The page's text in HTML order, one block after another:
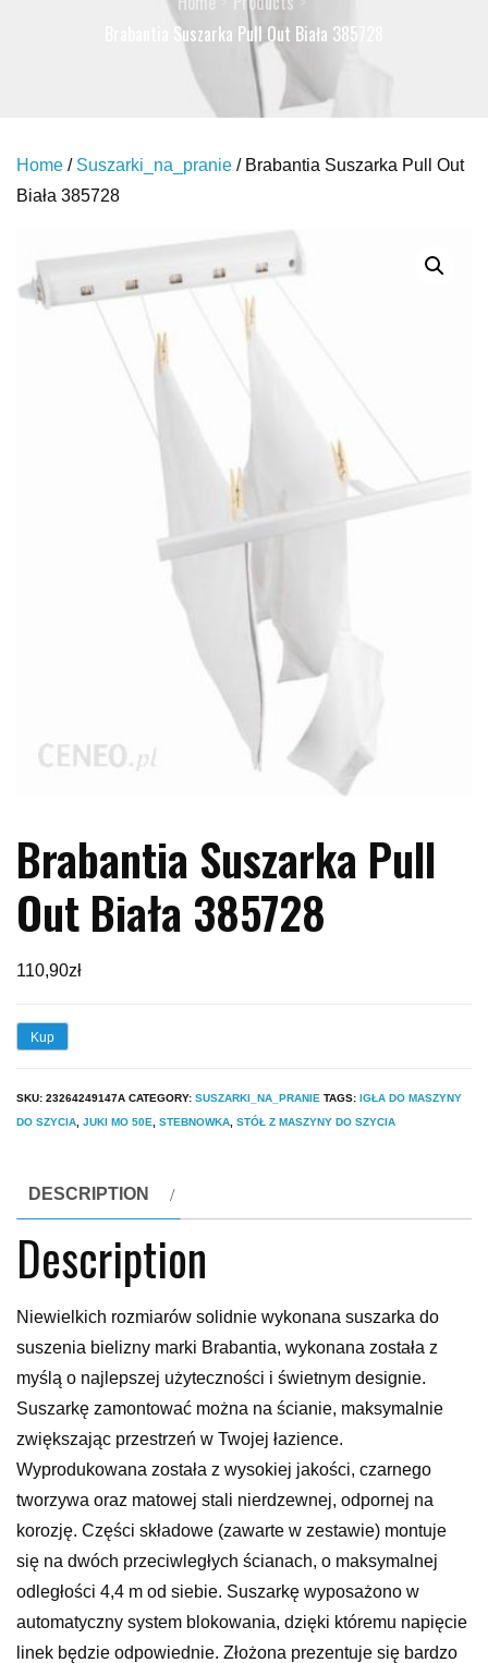
Brabantia Suszarka Pull Out Biała 385728
Home / Suszarki_na_pranie / Brabantia Suszarka Pull Out
Biała 385728
Brabantia Suszarka Pull
Out Biała 385728
110,90zł
Kup
SKU: 23264249147A CATEGORY: SUSZARKI_NA_PRANIE TAGS: IGŁA DO MASZYNY
DO SZYCIA JUKI MO 50E STEBNOWKA STÓŁ Z MASZYNY DO SZYCIA
DESCRIPTION
Description
Niewielkich rozmiarów solidnie wykonana suszarka do
suszenia bielizny marki Brabantia, wykonana została z
myślą o najlepszej użyteczności i świetnym designie.
Suszarkę zamontować można na ścianie, maksymalnie
zwiększając przestrzeń w Twojej łazience.
Wyprodukowana została z wysokiej jakości, czarnego
tworzywa oraz matowej stali nierdzewnej, odpornej na
korozję. Części składowe (zawarte w zestawie) montuje
się na dwóch przeciwległych ścianach, o maksymalnej
odległości 4,4 m od siebie. Suszarkę wyposażono w
automatyczny system blokowania, dzięki któremu napięcie
linek będzie odpowiednie. Złożona prezentuje się bardzo